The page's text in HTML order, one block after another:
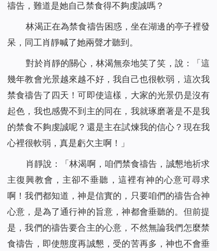
20 放下賭博後真輕鬆（有聲讀物）
【基督徒必讀】基督徒當如何對待聖經預言（有聲讀物）
神用皮子給亞當夏娃做衣服穿的心意是什么（有聲讀物）
讀物）
24 信主卻白天犯罪、晚上認罪的人能進天國嗎 （有聲讀物）
25 你知道如何禱告才能得到主的回應嗎（有聲讀物）
26 找回初心，誠實做人（有聲讀物）
27
在神凡事都能！ ——一名年近70歲基督徒的演員經歷（有
28 從富翁的空中樓閣夢帶來的啟發（有聲讀物）
從「神尋找迷路羊」的比喻中看到神對人類的愛惜（有聲讀
物）
在死亡線上，誰為她帶來了希望之光？(有聲讀物)
32 風口浪尖，是誰保守爸爸平安回家？（有聲讀物）
33 有恩賜的人，真的是合神心意的人嗎（有聲讀物）
34 神將我從網絡遊戲的泥潭中救起（有聲讀物）
禱告，難道是她自己禁食得不夠虔誠嗎？
林渴正在為禁食禱告困惑，坐在湖邊的亭子裡發
呆，同工肖靜喊了她兩聲才聽到。
對於肖靜的關心，林渴無奈地笑了笑，說：「這
幾年教會光景越來越不好，我自己也很軟弱，這次我
禁食禱告了四天！可即使這樣，大家的光景仍是沒有
起色，我也感覺不到主的同在，我就琢磨著是不是我
的禁食不夠虔誠呢？還是主在試煉我的信心？現在我
心裡很軟弱，真是虧欠主啊！」
肖靜說：「林渴啊，咱們禁食禱告，誠懇地祈求
主復興教會，主卻不垂聽，這裡有神的心意可尋求
啊！我們都知道，神是信實的，只要咱們的禱告合神
心意，是為了通行神的旨意，神都會垂聽的。但前提
是，我們的禱告要合主的心意，不然無論我們怎麼禁
食禱告，即使態度再誠懇，受的苦再多，神也不會垂